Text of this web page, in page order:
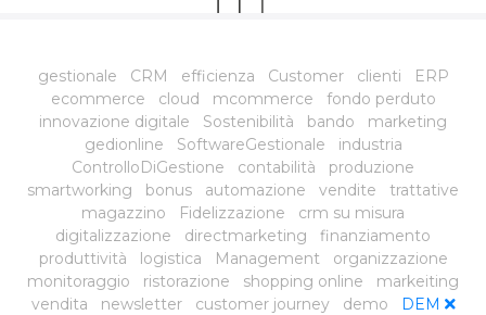
gestionale CRM efficienza Customer clienti
ERP
ecommerce
cloud mcommerce
fondo perduto
innovazione digitale
Sostenibilità bando
marketing
gedionline
SoftwareGestionale
industria
ControlloDiGestione
contabilità
produzione
smartworking
bonus automazione vendite
trattative
magazzino
Fidelizzazione
crm su misura
digitalizzazione
directmarketing
finanziamento
produttività
logistica Management
organizzazione
monitoraggio
ristorazione shopping online
markeiting
vendita
newsletter customer journey demo
DEM